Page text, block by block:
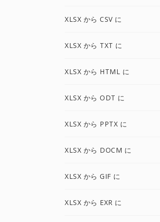
XLSX から CSV に
XLSX から TXT に
XLSX から HTML に
XLSX から ODT に
XLSX から PPTX に
XLSX から DOCM に
XLSX から GIF に
XLSX から EXR に